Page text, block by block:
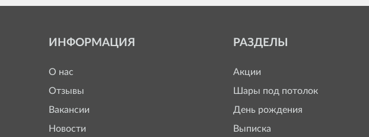
ИНФОРМАЦИЯ
О нас
Отзывы
Вакансии
Новости
РАЗДЕЛЫ
Акции
Шары под потолок
День рождения
Выписка